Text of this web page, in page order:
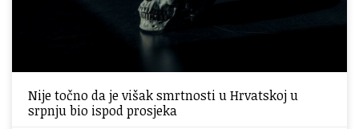
Nije točno da je višak smrtnosti u Hrvatskoj u
srpnju bio ispod prosjeka